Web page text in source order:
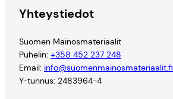
Yhteystiedot
Suomen Mainosmateriaalit
Puhelin: +358 452 237 248
Email: info@suomenmainosmateriaalit.fi
Y-tunnus: 2483964-4